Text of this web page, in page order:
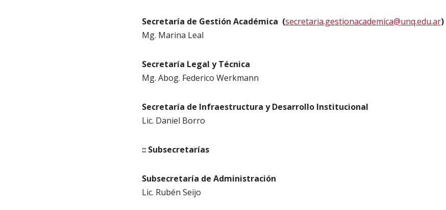
Secretaría de Gestión Académica (secretaria.gestionacademica@unq.edu.ar)
Mg. Marina Leal
Secretaría Legal y Técnica
Mg. Abog. Federico Werkmann
Secretaría de Infraestructura y Desarrollo Institucional
Lic. Daniel Borro
:: Subsecretarías
Subsecretaría de Administración
Lic. Rubén Seijo